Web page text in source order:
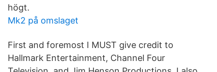
högt.
Mk2 på omslaget
First and foremost I MUST give credit to
Hallmark Entertainment, Channel Four